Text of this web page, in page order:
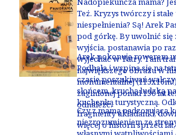
przetrwanie, ale i o siebie
Nadopiekuńcza mama?
Też. Kryzys twórczy i
niespełnienia? Są! Arek
pod górkę. By uwolnić się
wyjścia, postanawia po
wyjechać w Tatry. Tam
największego obrazu w
monumentalnej
zaginionej ponad 130 lat
odnaleźć.
Arek pokonuje rowerem
Podhala i wspina się na
czasie poszukiwań
słońcem, kruchą ludzką
kuchenką turystyczną.
fragmenty układanki,
więcej o historii sprzed
Czy z mamą nadzorującą
niezrozumieniem ze